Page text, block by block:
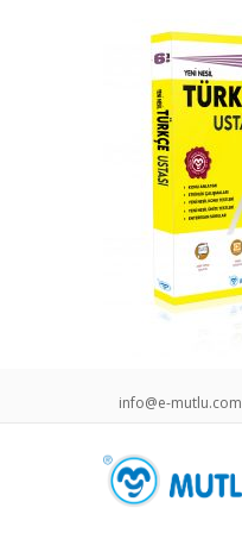
info@e-mutlu.com